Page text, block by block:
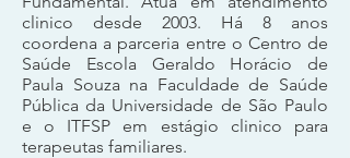
clinico desde 2003. Há 8 anos
coordena a parceria entre o Centro de
Saúde Escola Geraldo Horácio de
Paula Souza na Faculdade de Saúde
Pública da Universidade de São Paulo
e o ITFSP em estágio clinico para
terapeutas familiares.